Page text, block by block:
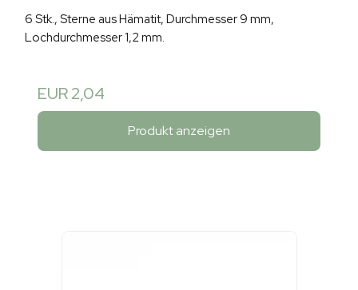
6 Stk., Sterne aus Hämatit, Durchmesser 9 mm,
Lochdurchmesser 1,2 mm.
EUR 2,04
Produkt anzeigen